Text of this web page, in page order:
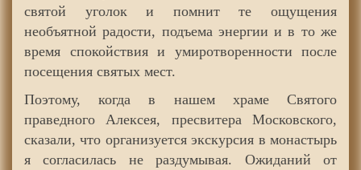
святой уголок и помнит те ощущения
необъятной радости, подъема энергии и в то же
время спокойствия и умиротворенности после
посещения святых мест.
Поэтому, когда в нашем храме Святого
праведного Алексея, пресвитера Московского,
сказали, что организуется экскурсия в монастырь
я согласилась не раздумывая. Ожиданий от